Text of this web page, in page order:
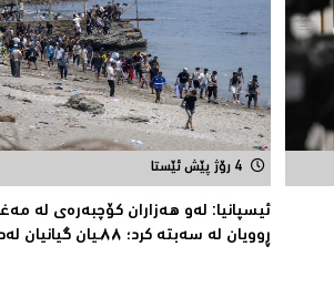
4 رۆژ پێش ئێستا
ئیسپانیا: لەو هەزاران کۆچبەرەی لە
ڕوویان لە سەبتە کرد؛ ٨٨ـیان گیانیان لەدەست دا